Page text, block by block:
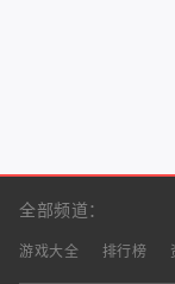
全部频道：
游戏大全 排行榜